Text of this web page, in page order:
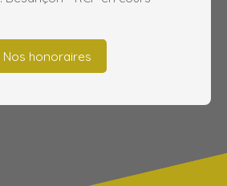
Nos honoraires